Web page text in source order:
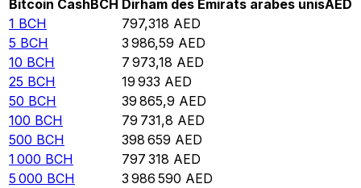
Bitcoin CashBCH Dirham des Émirats arabes unisAED
1 BCH 797,318 AED
5 BCH 3 986,59 AED
10 BCH 7 973,18 AED
25 BCH 19 933 AED
50 BCH 39 865,9 AED
100 BCH 79 731,8 AED
500 BCH 398 659 AED
1 000 BCH 797 318 AED
5 000 BCH 3 986 590 AED